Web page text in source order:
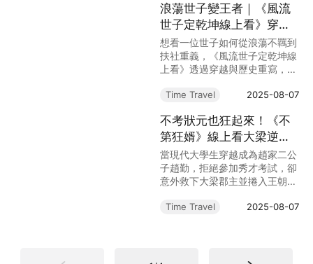
勵志傳奇。
Time Travel 2025-08-07
浪蕩世子變王者｜《風流
世子定乾坤線上看》穿越
成長、義薄雲天的熱血史
詩
想看一位世子如何從浪蕩不羈到
扶社重義，《風流世子定乾坤線
上看》透過穿越與歷史重寫，講
坤，感動人心，為你揭開世子逆
Time Travel 2025-08-07
不考狀元也狂起來！《不
第狂婿》線上看大梁逆襲
之路，靠一夜救公主就逆
天？！
當現代大學生穿越成為趙家二公
子趙勤，拒絕參加秀才考試，卻
意外救下大梁郡主並捲入王朝政
襲、古裝與系統設定，展現幽默